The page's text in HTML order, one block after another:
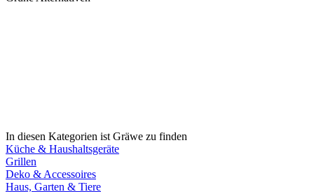
In diesen Kategorien ist Gräwe zu finden
Küche & Haushaltsgeräte
Grillen
Deko & Accessoires
Haus, Garten & Tiere